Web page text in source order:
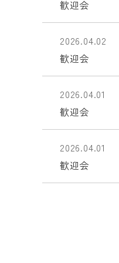
歓迎会
2026.04.02
歓迎会
2026.04.01
歓迎会
2026.04.01
歓迎会